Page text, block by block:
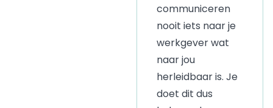
communiceren
nooit iets naar je
werkgever wat
naar jou
herleidbaar is. Je
doet dit dus